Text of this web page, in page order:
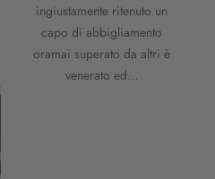
ingiustamente ritenuto un
capo di abbigliamento
oramai superato da altri è
venerato ed...